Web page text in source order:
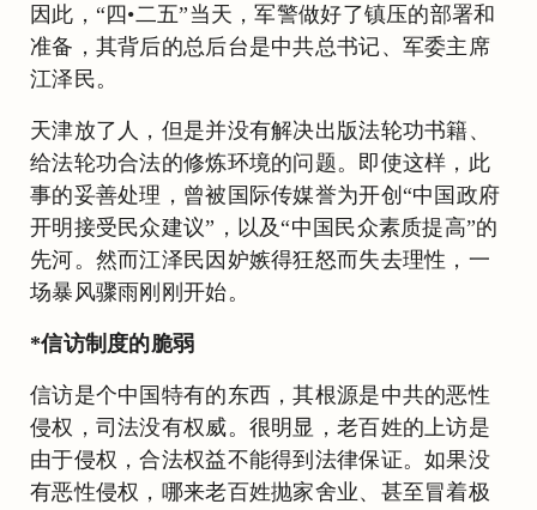
因此，“四•二五”当天，军警做好了镇压的部署和
准备，其背后的总后台是中共总书记、军委主席
江泽民。
天津放了人，但是并没有解决出版法轮功书籍、
给法轮功合法的修炼环境的问题。即使这样，此
事的妥善处理，曾被国际传媒誉为开创“中国政府
开明接受民众建议”，以及“中国民众素质提高”的
先河。然而江泽民因妒嫉得狂怒而失去理性，一
场暴风骤雨刚刚开始。
*信访制度的脆弱
信访是个中国特有的东西，其根源是中共的恶性
侵权，司法没有权威。很明显，老百姓的上访是
由于侵权，合法权益不能得到法律保证。如果没
有恶性侵权，哪来老百姓抛家舍业、甚至冒着极